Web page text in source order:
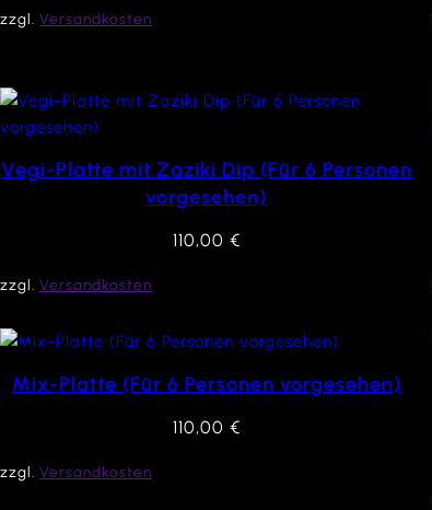
zzgl. Versandkosten
Vegi-Platte mit Zaziki Dip (Für 6 Personen
vorgesehen)
110,00 €
zzgl. Versandkosten
Mix-Platte (Für 6 Personen vorgesehen)
110,00 €
zzgl. Versandkosten